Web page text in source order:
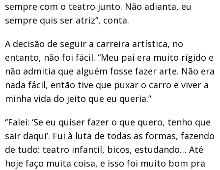
sempre com o teatro junto. Não adianta, eu
sempre quis ser atriz”, conta.
A decisão de seguir a carreira artística, no
entanto, não foi fácil. “Meu pai era muito rígido e
não admitia que alguém fosse fazer arte. Não era
nada fácil, então tive que puxar o carro e viver a
minha vida do jeito que eu queria.”
“Falei: ‘Se eu quiser fazer o que quero, tenho que
sair daqui’. Fui à luta de todas as formas, fazendo
de tudo: teatro infantil, bicos, estudando… Até
hoje faço muita coisa, e isso foi muito bom pra